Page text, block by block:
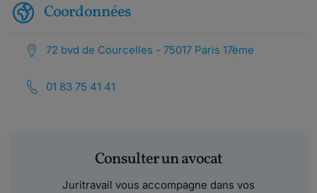
Coordonnées
72 bvd de Courcelles - 75017 Paris 17ème
01 83 75 41 41
Consulter un avocat
Juritravail vous accompagne dans vos